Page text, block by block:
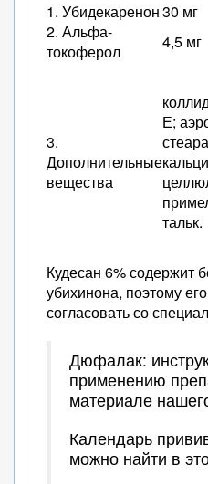
1. Убидекаренон30 мг
2. Альфа-
токоферол
4,5 мг
3.
Дополнительные
вещества
Е;
тальк.
Кудесан 6% содержит
убихинона, поэтому
согласовать со
Дюфалак:
применению
материале
Календарь
можно найти в